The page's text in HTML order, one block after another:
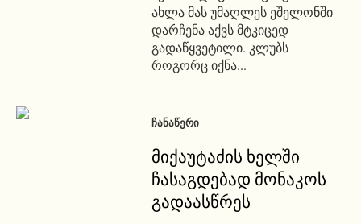
ახლა მას უმაღლეს ეშელონში
დარჩენა აქვს მტკიცედ
გადაწყვეტილი. კლუბს
როგორც იქნა...
ᲩᲐᲜᲐᲬᲔᲠᲘ
მიქაუტაძის ხელში
ჩასაგდებად მონაკოს
გადაასწრეს